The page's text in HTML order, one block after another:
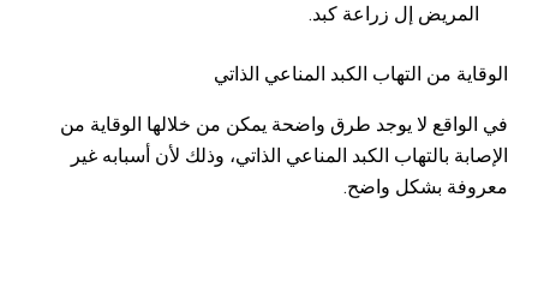
المريض إل زراعة كبد.
الوقاية من التهاب الكبد المناعي الذاتي
في الواقع لا يوجد طرق واضحة يمكن من خلالها الوقاية من
الإصابة بالتهاب الكبد المناعي الذاتي، وذلك لأن أسبابه غير
معروفة بشكل واضح.